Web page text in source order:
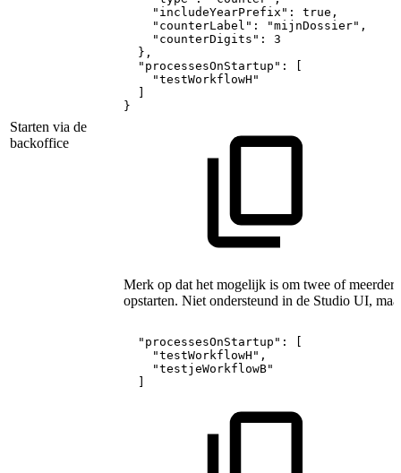
Starten via de
backoffice
"includeYearPrefix":
true,
"counterLabel":
"mijnDossier",
"counterDigits":
3
},
"processesOnStartup":
"testWorkflowH"
}
Merk op dat het mogelijk is om twee of
opstarten. Niet ondersteund in de Studio UI,
"processesOnStartup":
"testWorkflowH",
"testjeWorkflowB"